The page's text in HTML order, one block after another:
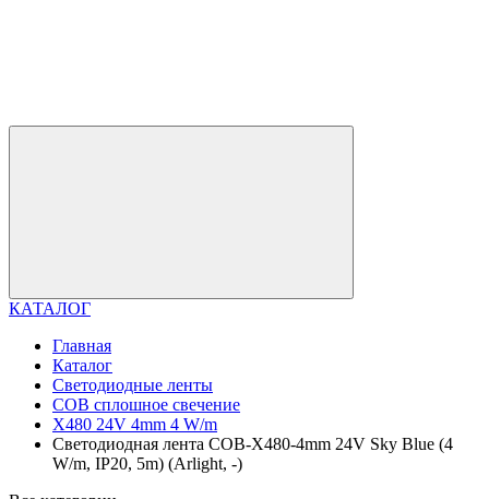
КАТАЛОГ
Главная
Каталог
Светодиодные ленты
COB сплошное свечение
X480 24V 4mm 4 W/m
Светодиодная лента COB-X480-4mm 24V Sky Blue (4
W/m, IP20, 5m) (Arlight, -)